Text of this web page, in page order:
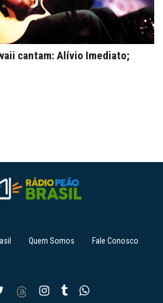
cantam: Alívio Imediato;
Quem Somos Fale Conosco